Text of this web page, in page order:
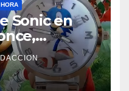
Sonic en
el que